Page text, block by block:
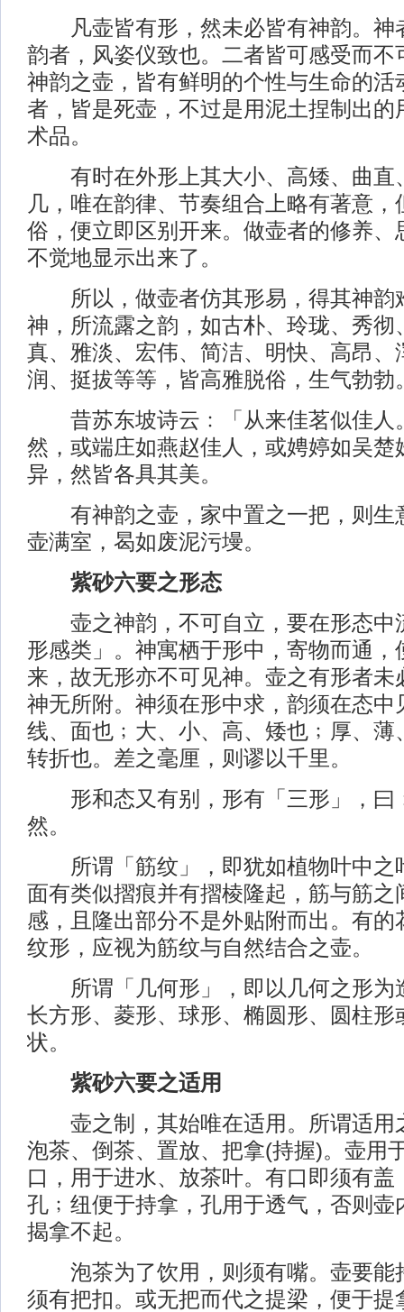
凡壶皆有形，然未必皆有神韵。神
韵者，风姿仪致也。二者皆可感受而不
神韵之壶，皆有鲜明的个性与生命的活
者，皆是死壶，不过是用泥土捏制出的
术品。
有时在外形上其大小、高矮、曲直
几，唯在韵律、节奏组合上略有著意，
俗，便立即区别开来。做壶者的修养、
不觉地显示出来了。
所以，做壶者仿其形易，得其神韵
神，所流露之韵，如古朴、玲珑、秀彻
真、雅淡、宏伟、简洁、明快、高昂、
润、挺拔等等，皆高雅脱俗，生气勃勃
昔苏东坡诗云﹕「从来佳茗似佳人
然，或端庄如燕赵佳人，或娉婷如吴楚
异，然皆各具其美。
有神韵之壶，家中置之一把，则生
壶满室，曷如废泥污墁。
紫砂六要之形态
壶之神韵，不可自立，要在形态中
形感类」。神寓栖于形中，寄物而通，
来，故无形亦不可见神。壶之有形者未
神无所附。神须在形中求，韵须在态中
线、面也﹔大、小、高、矮也﹔厚、薄
转折也。差之毫厘，则谬以千里。
形和态又有别，形有「三形」，曰
然。
所谓「筋纹」，即犹如植物叶中之
面有类似摺痕并有摺棱隆起，筋与筋之
感，且隆出部分不是外贴附而出。有的
纹形，应视为筋纹与自然结合之壶。
所谓「几何形」，即以几何之形为
长方形、菱形、球形、椭圆形、圆柱形
状。
紫砂六要之适用
壶之制，其始唯在适用。所谓适用
泡茶、倒茶、置放、把拿(持握)。壶用
口，用于进水、放茶叶。有口即须有盖
孔﹔纽便于持拿，孔用于透气，否则壶
揭拿不起。
泡茶为了饮用，则须有嘴。壶要能
须有把扣。或无把而代之提梁，便于提